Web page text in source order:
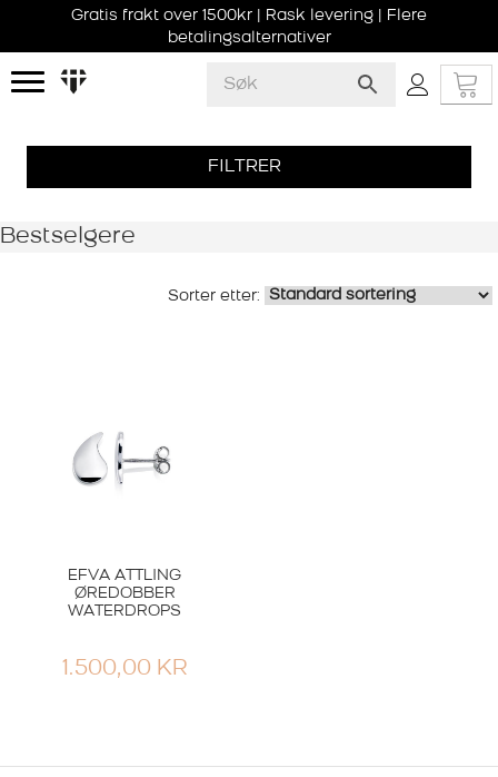
Gratis frakt over 1500kr | Rask levering | Flere
betalingsalternativer
FILTRER
Bestselgere
EFVA ATTLING
ØREDOBBER
WATERDROPS
1.500,00 KR